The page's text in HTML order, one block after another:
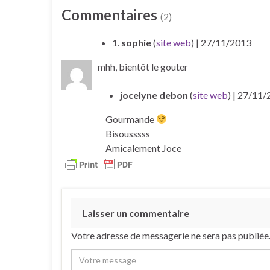
Commentaires (2)
1. sophie(site web) | 27/11/2013
mhh, bientôt le gouter
jocelyne debon (site web) | 27/11/
Gourmande
Bisousssss
Amicalement Joce
Laisser un commentaire
Votre adresse de messagerie ne sera pas publiée.